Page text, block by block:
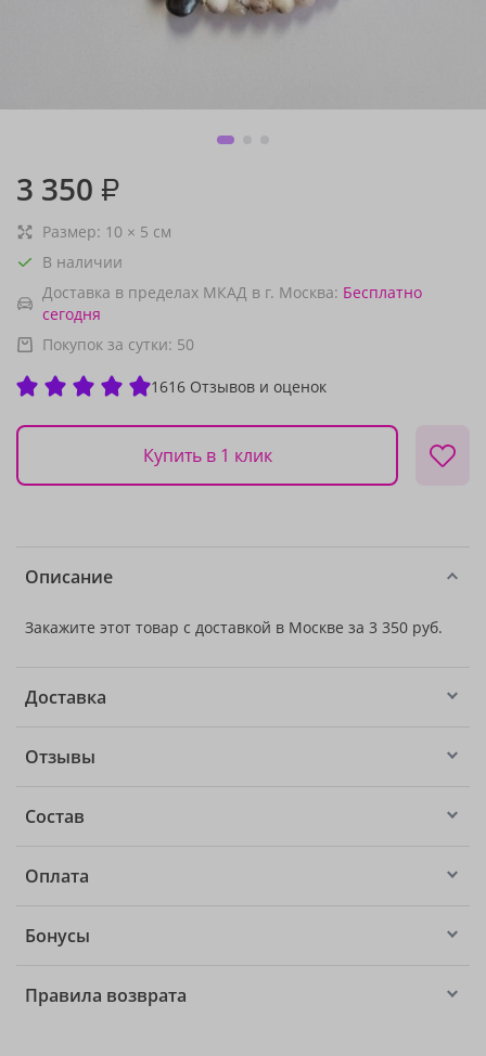
3 350 ₽
Размер: 10 × 5 см
В наличии
Доставка в пределах МКАД в г. Москва: Бесплатно
сегодня
Покупок за сутки: 50
1616 Отзывов и оценок
Купить в 1 клик
Описание
Закажите этот товар с доставкой в Москве за 3 350 руб.
Доставка
Отзывы
Состав
Оплата
Бонусы
Правила возврата